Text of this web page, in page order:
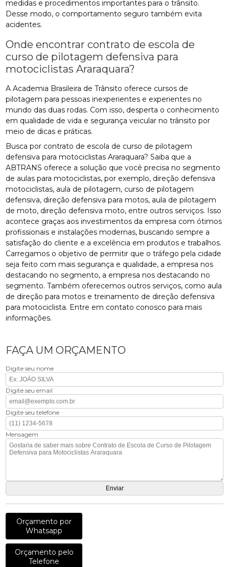
medidas e procedimentos importantes para o trânsito.
Desse modo, o comportamento seguro também evita
acidentes.
Onde encontrar contrato de escola de
curso de pilotagem defensiva para
motociclistas Araraquara?
A Academia Brasileira de Trânsito oferece cursos de
pilotagem para pessoas inexperientes e experientes no
mundo das duas rodas. Com isso, desperta o conhecimento
em qualidade de vida e segurança veicular no trânsito por
meio de dicas e práticas.
Busca por contrato de escola de curso de pilotagem
defensiva para motociclistas Araraquara? Saiba que a
ABTRANS oferece a solução que você precisa no segmento
de aulas para motociclistas, por exemplo, direção defensiva
motociclistas, aula de pilotagem, curso de pilotagem
defensiva, direção defensiva para motos, aula de pilotagem
de moto, direção defensiva moto, entre outros serviços. Isso
acontece graças aos investimentos da empresa com ótimos
profissionais e instalações modernas, buscando sempre a
satisfação do cliente e a excelência em produtos e trabalhos.
Carregamos o objetivo de permitir que o tráfego pela cidade
seja feito com mais segurança e qualidade, a empresa nos
destacando no segmento, a empresa nos destacando no
segmento. Também oferecemos outros serviços, como aula
de direção para motos e treinamento de direção defensiva
para motociclista. Entre em contato conosco para mais
informações.
FAÇA UM ORÇAMENTO
Digite seu nome
Digite seu email
Digite seu telefone
Mensagem
Orçamento por
Whatsapp
Orçamento pelo
Telefone